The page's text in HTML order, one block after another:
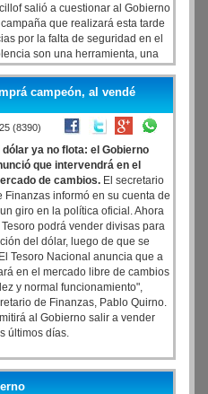
salió a cuestionar al Gobierno
que realizará esta tarde
por la falta de seguridad en el
son una herramienta, una
Kicillof.
campeón, al vendé
(8390)
dólar ya no flota: el Gobierno
que intervendrá en el
de cambios. El secretario
Finanzas informó en su cuenta de
giro en la política oficial. Ahora
podrá vender divisas para
del dólar, luego de que se
Tesoro Nacional anuncia que a
en el mercado libre de cambios
y normal funcionamiento",
de Finanzas, Pablo Quirno.
al Gobierno salir a vender
últimos días.